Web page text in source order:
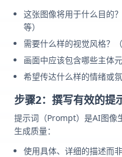
这张图像将用于什么目的
等）
需要什么样的视觉风格？
画面中应该包含哪些主体元
希望传达什么样的情绪或氛
步骤2：撰写有效的提
提示词（Prompt）是AI图像
生成质量：
使用具体、详细的描述而